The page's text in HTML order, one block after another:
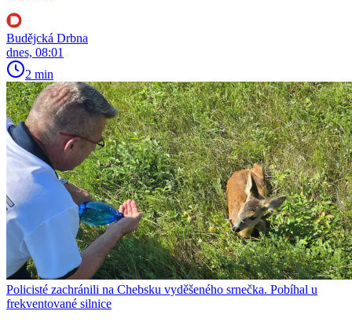
Budějcká Drbna
dnes, 08:01
2 min
Policisté zachránili na Chebsku vyděšeného srnečka. Pobíhal u
frekventované silnice